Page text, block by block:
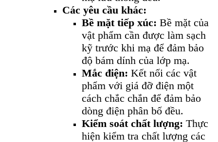
Các yêu cầu khác:
Bề mặt tiếp xúc: Bề mặt của
vật phẩm cần được làm sạch
kỹ trước khi mạ để đảm bảo
độ bám dính của lớp mạ.
Mắc điện: Kết nối các vật
phẩm với giá đỡ điện một
cách chắc chắn để đảm bảo
dòng điện phân bố đều.
Kiểm soát chất lượng: Thực
hiện kiểm tra chất lượng các